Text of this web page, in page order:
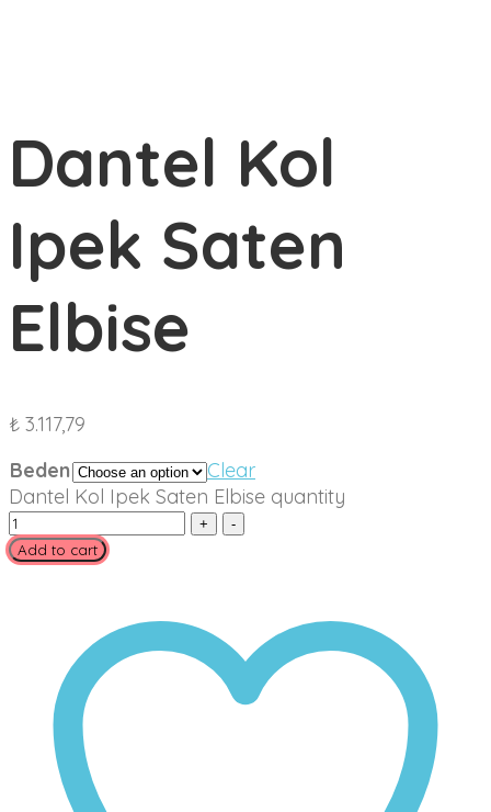
Dantel Kol
Ipek Saten
Elbise
₺ 3.117,79
Beden
Clear
Dantel Kol Ipek Saten Elbise quantity
Add to cart